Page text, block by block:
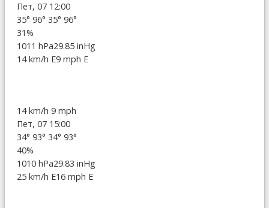
Пет, 07 12:00
35° 96° 35° 96°
31%
1011 hPa29.85 inHg
14 km/h E9 mph E
14 km/h 9 mph
Пет, 07 15:00
34° 93° 34° 93°
40%
1010 hPa29.83 inHg
25 km/h E16 mph E